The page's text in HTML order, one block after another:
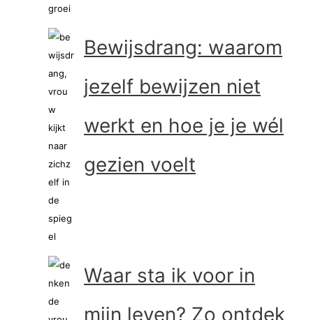
Bewijsdrang: waarom
jezelf bewijzen niet
werkt en hoe je je wél
gezien voelt
Waar sta ik voor in
mijn leven? Zo ontdek